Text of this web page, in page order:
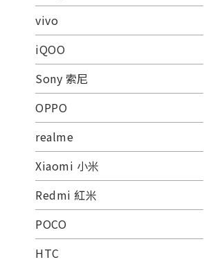
vivo
iQOO
Sony 索尼
OPPO
realme
Xiaomi 小米
Redmi 紅米
POCO
HTC